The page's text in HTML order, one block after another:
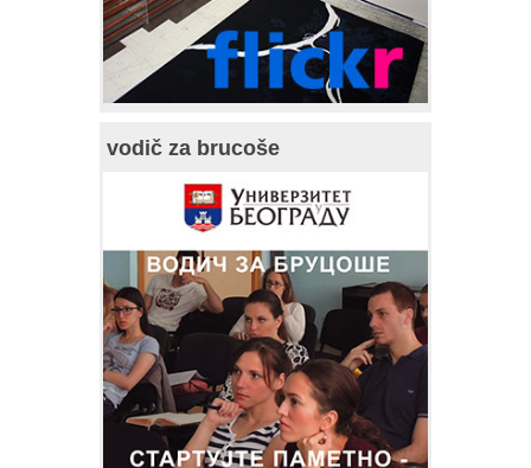
vodič za brucoše